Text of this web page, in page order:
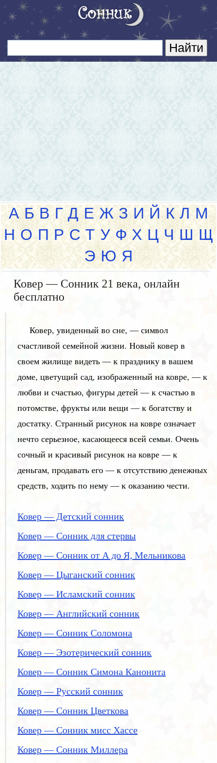
А Б В Г Д Е Ж З И Й К Л М
Н О П Р С Т У Ф Х Ц Ч Ш Щ
Э Ю Я
Ковер — Сонник 21 века, онлайн
бесплатно
Ковер, увиденный во сне, — символ
счастливой семейной жизни. Новый ковер в
своем жилище видеть — к празднику в вашем
доме, цветущий сад, изображенный на ковре, — к
любви и счастью, фигуры детей — к счастью в
потомстве, фрукты или вещи — к богатству и
достатку. Странный рисунок на ковре означает
нечто серьезное, касающееся всей семьи. Очень
сочный и красивый рисунок на ковре — к
деньгам, продавать его — к отсутствию денежных
средств, ходить по нему — к оказанию чести.
Ковер — Детский сонник
Ковер — Сонник для стервы
Ковер — Сонник от А до Я, Мельникова
Ковер — Цыганский сонник
Ковер — Исламский сонник
Ковер — Английский сонник
Ковер — Сонник Соломона
Ковер — Эзотерический сонник
Ковер — Сонник Симона Канонита
Ковер — Русский сонник
Ковер — Сонник Цветкова
Ковер — Сонник мисс Хассе
Ковер — Сонник Миллера